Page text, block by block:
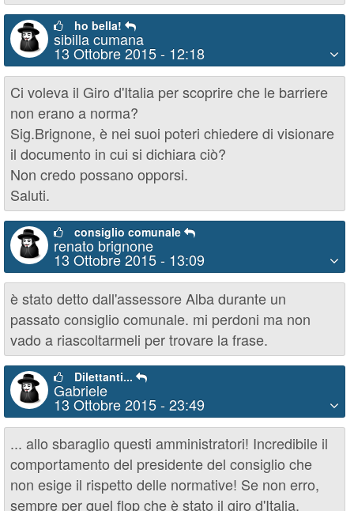
ho bella!
sibilla cumana
13 Ottobre 2015 - 12:18
Ci voleva il Giro d'Italia per scoprire che le barriere
non erano a norma?
Sig.Brignone, è nei suoi poteri chiedere di visionare
il documento in cui si dichiara ciò?
Non credo possano opporsi.
Saluti.
consiglio comunale
renato brignone
13 Ottobre 2015 - 13:09
è stato detto dall'assessore Alba durante un
passato consiglio comunale. mi perdoni ma non
vado a riascoltarmeli per trovare la frase.
Dilettanti...
Gabriele
13 Ottobre 2015 - 23:49
... allo sbaraglio questi amministratori! Incredibile il
comportamento del presidente del consiglio che
non esige il rispetto delle normative! Se non erro,
sempre per quel flop che è stato il giro d'Italia,